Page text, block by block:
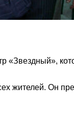
«Звездный»,
жителей. Он